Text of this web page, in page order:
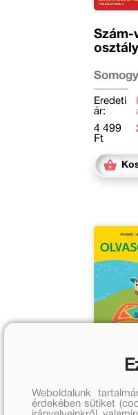
Szám-
osztály
Eredeti
ár:
4 499
Ft
Weboldalunk
érdekében sütiket